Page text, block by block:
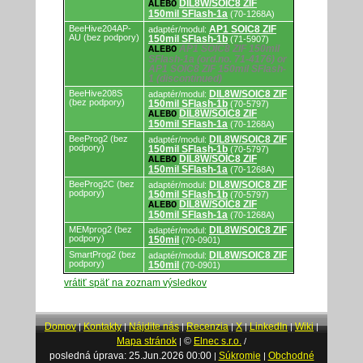
ALEBO DIL8W/SOIC8 ZIF
150mil SFlash-1a (70-1268A)
BeeHive204AP-
AU (bez podpory)
adaptér/modul: AP1 SOIC8 ZIF
150mil SFlash-1b (71-5907)
ALEBO AP1 SOIC8 ZIF 150mil
SFlash-1a (ord.no. 71-4176) or
AP1 SOIC8 ZIF 150mil SFlash-
1 (discontinued)
BeeHive208S
(bez podpory)
adaptér/modul: DIL8W/SOIC8 ZIF
150mil SFlash-1b (70-5797)
ALEBO DIL8W/SOIC8 ZIF
150mil SFlash-1a (70-1268A)
BeeProg2 (bez
podpory)
adaptér/modul: DIL8W/SOIC8 ZIF
150mil SFlash-1b (70-5797)
ALEBO DIL8W/SOIC8 ZIF
150mil SFlash-1a (70-1268A)
BeeProg2C (bez
podpory)
adaptér/modul: DIL8W/SOIC8 ZIF
150mil SFlash-1b (70-5797)
ALEBO DIL8W/SOIC8 ZIF
150mil SFlash-1a (70-1268A)
MEMprog2 (bez
podpory)
adaptér/modul: DIL8W/SOIC8 ZIF
150mil (70-0901)
SmartProg2 (bez
podpory)
adaptér/modul: DIL8W/SOIC8 ZIF
150mil (70-0901)
vrátiť späť na zoznam výsledkov
Domov|Kontakty|Nájdite nás|Recenzia|X|LinkedIn|Wiki|
Mapa stránok | © Elnec s.r.o. /
posledná úprava: 25.Jun.2026 00:00| Súkromie | Obchodné